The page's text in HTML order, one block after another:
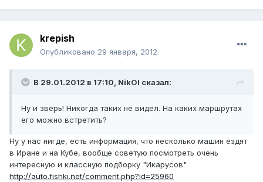
krepish
Опубликовано 29 января, 2012
В 29.01.2012 в 17:10, NikOl сказал:
Ну и зверь! Никогда таких не видел. На каких маршрутах
его можно встретить?
Ну у нас нигде, есть информация, что несколько машин ездят
в Иране и на Кубе, вообще советую посмотреть очень
интересную и классную подборку "Икарусов"
http://auto.fishki.net/comment.php?id=25960